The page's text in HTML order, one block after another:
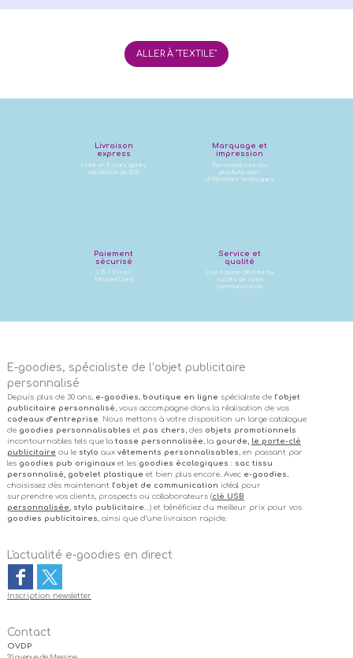
ALLER À "TEXTILE"
Livraison
express
Livré en 8 jours après
validation du BàT
Marquage et
impression
Personnalisez vos
produits avec
différentes techniques
Paiement
sécurisé
CB / Visa /
MasterCard
Service et
qualité
Une équipe dédiée au
succès de votre
communication
E-goodies, spécialiste de l’objet publicitaire
personnalisé
Depuis plus de 30 ans, e-goodies , boutique en ligne spécialiste de l’objet
publicitaire personnalisé , vous accompagne dans la réalisation de vos
cadeaux d’entreprise. Nous mettons à votre disposition un large catalogue
de goodies personnalisables et pas chers , des objets promotionnels
incontournables tels que la tasse personnalisée , la gourde, le porte-clé
publicitaire ou le stylo aux vêtements personnalisables , en passant par
les goodies pub originauxet les goodies écologiques : sac tissu
personnalisé, gobelet plastique et bien plus encore. Avec e-goodies ,
choisissez dès maintenant l’objet de communication idéal pour
surprendre vos clients, prospects ou collaborateurs (clé USB
personnalisée, stylo publicitaire…) et bénéficiez du meilleur prix pour vos
goodies publicitaires , ainsi que d’une livraison rapide.
L'actualité e-goodies en direct
Inscription newsletter
Contact
OVDP